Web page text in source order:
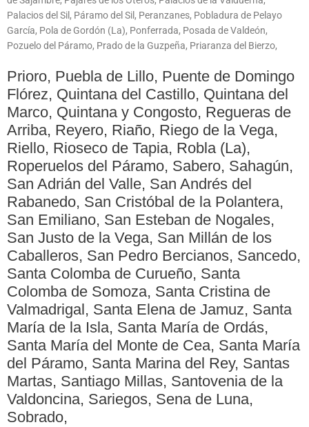
Palacios del Sil, Páramo del Sil, Peranzanes, Pobladura de Pelayo
García, Pola de Gordón (La), Ponferrada, Posada de Valdeón,
Pozuelo del Páramo, Prado de la Guzpeña, Priaranza del Bierzo,
Prioro, Puebla de Lillo, Puente de Domingo
Flórez, Quintana del Castillo, Quintana del
Marco, Quintana y Congosto, Regueras de
Arriba, Reyero, Riaño, Riego de la Vega,
Riello, Rioseco de Tapia, Robla (La),
Roperuelos del Páramo, Sabero, Sahagún,
San Adrián del Valle, San Andrés del
Rabanedo, San Cristóbal de la Polantera,
San Emiliano, San Esteban de Nogales,
San Justo de la Vega, San Millán de los
Caballeros, San Pedro Bercianos, Sancedo,
Santa Colomba de Curueño, Santa
Colomba de Somoza, Santa Cristina de
Valmadrigal, Santa Elena de Jamuz, Santa
María de la Isla, Santa María de Ordás,
Santa María del Monte de Cea, Santa María
del Páramo, Santa Marina del Rey, Santas
Martas, Santiago Millas, Santovenia de la
Valdoncina, Sariegos, Sena de Luna,
Sobrado,